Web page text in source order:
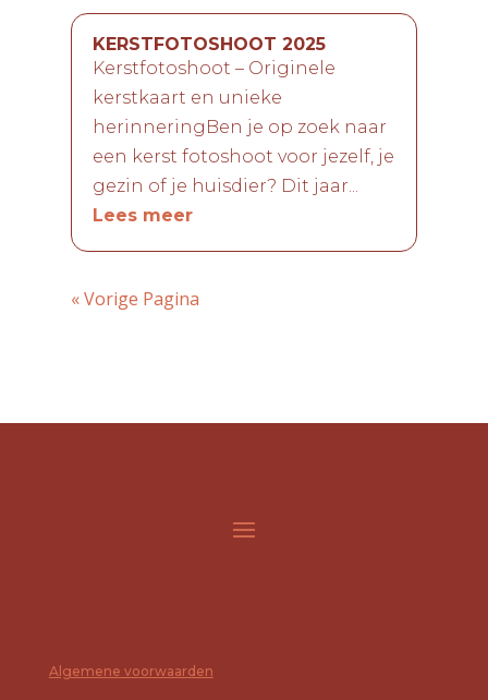
KERSTFOTOSHOOT 2025
Kerstfotoshoot – Originele
kerstkaart en unieke
herinneringBen je op zoek naar
een kerst fotoshoot voor jezelf, je
gezin of je huisdier? Dit jaar...
Lees meer
« Vorige Pagina
Algemene voorwaarden